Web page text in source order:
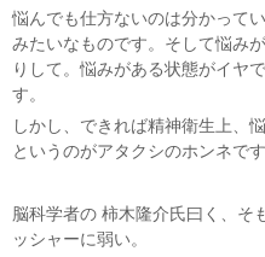
悩んでも仕方ないのは分かって
みたいなものです。そして悩み
りして。悩みがある状態がイヤ
す。
しかし、できれば精神衛生上、
というのがアタクシのホンネです
脳科学者の 柿木隆介氏曰く、そ
ッシャーに弱い。